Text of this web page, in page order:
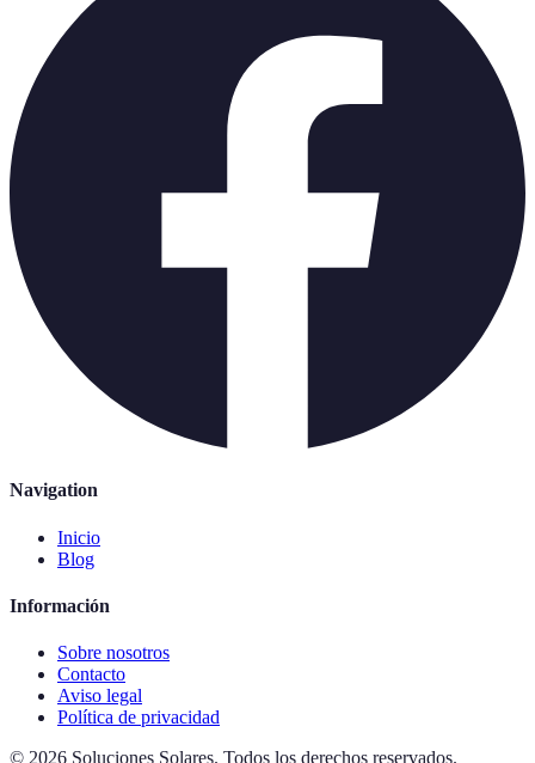
Navigation
Inicio
Blog
Información
Sobre nosotros
Contacto
Aviso legal
Política de privacidad
© 2026 Soluciones Solares. Todos los derechos reservados.